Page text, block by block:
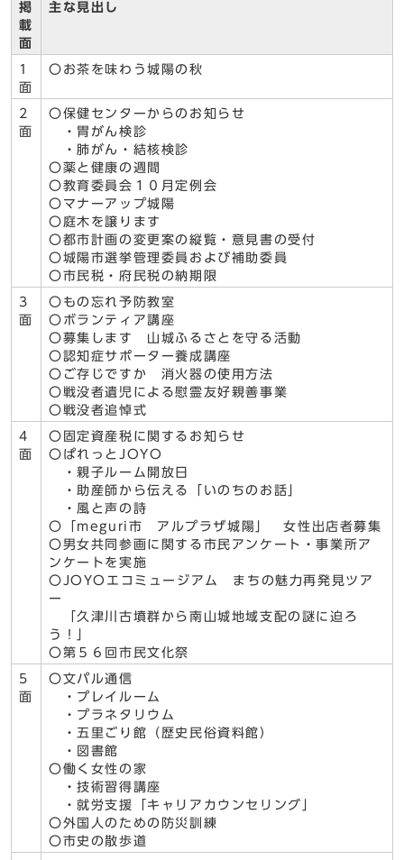
掲
載
面
主な見出し
1
面
〇お茶を味わう城陽の秋
2
面
〇保健センターからのお知らせ
・胃がん検診
・肺がん・結核検診
〇薬と健康の週間
〇教育委員会１０月定例会
〇マナーアップ城陽
〇庭木を譲ります
〇都市計画の変更案の縦覧・意見書の受付
〇城陽市選挙管理委員および補助委員
〇市民税・府民税の納期限
3
面
〇もの忘れ予防教室
〇ボランティア講座
〇募集します 山城ふるさとを守る活動
〇認知症サポーター養成講座
〇ご存じですか 消火器の使用方法
〇戦没者遺児による慰霊友好親善事業
〇戦没者追悼式
4
面
〇固定資産税に関するお知らせ
〇ぱれっとJOYO
・親子ルーム開放日
・助産師から伝える「いのちのお話」
・風と声の詩
〇「meguri市 アルプラザ城陽」 女性出店者募集
〇男女共同参画に関する市民アンケート・事業所ア
ンケートを実施
〇JOYOエコミュージアム まちの魅力再発見ツア
ー
「久津川古墳群から南山城地域支配の謎に迫ろ
う！」
〇第５６回市民文化祭
5
面
〇文パル通信
・プレイルーム
・プラネタリウム
・五里ごり館（歴史民俗資料館）
・図書館
〇働く女性の家
・技術習得講座
・就労支援「キャリアカウンセリング」
〇外国人のための防災訓練
〇市史の散歩道